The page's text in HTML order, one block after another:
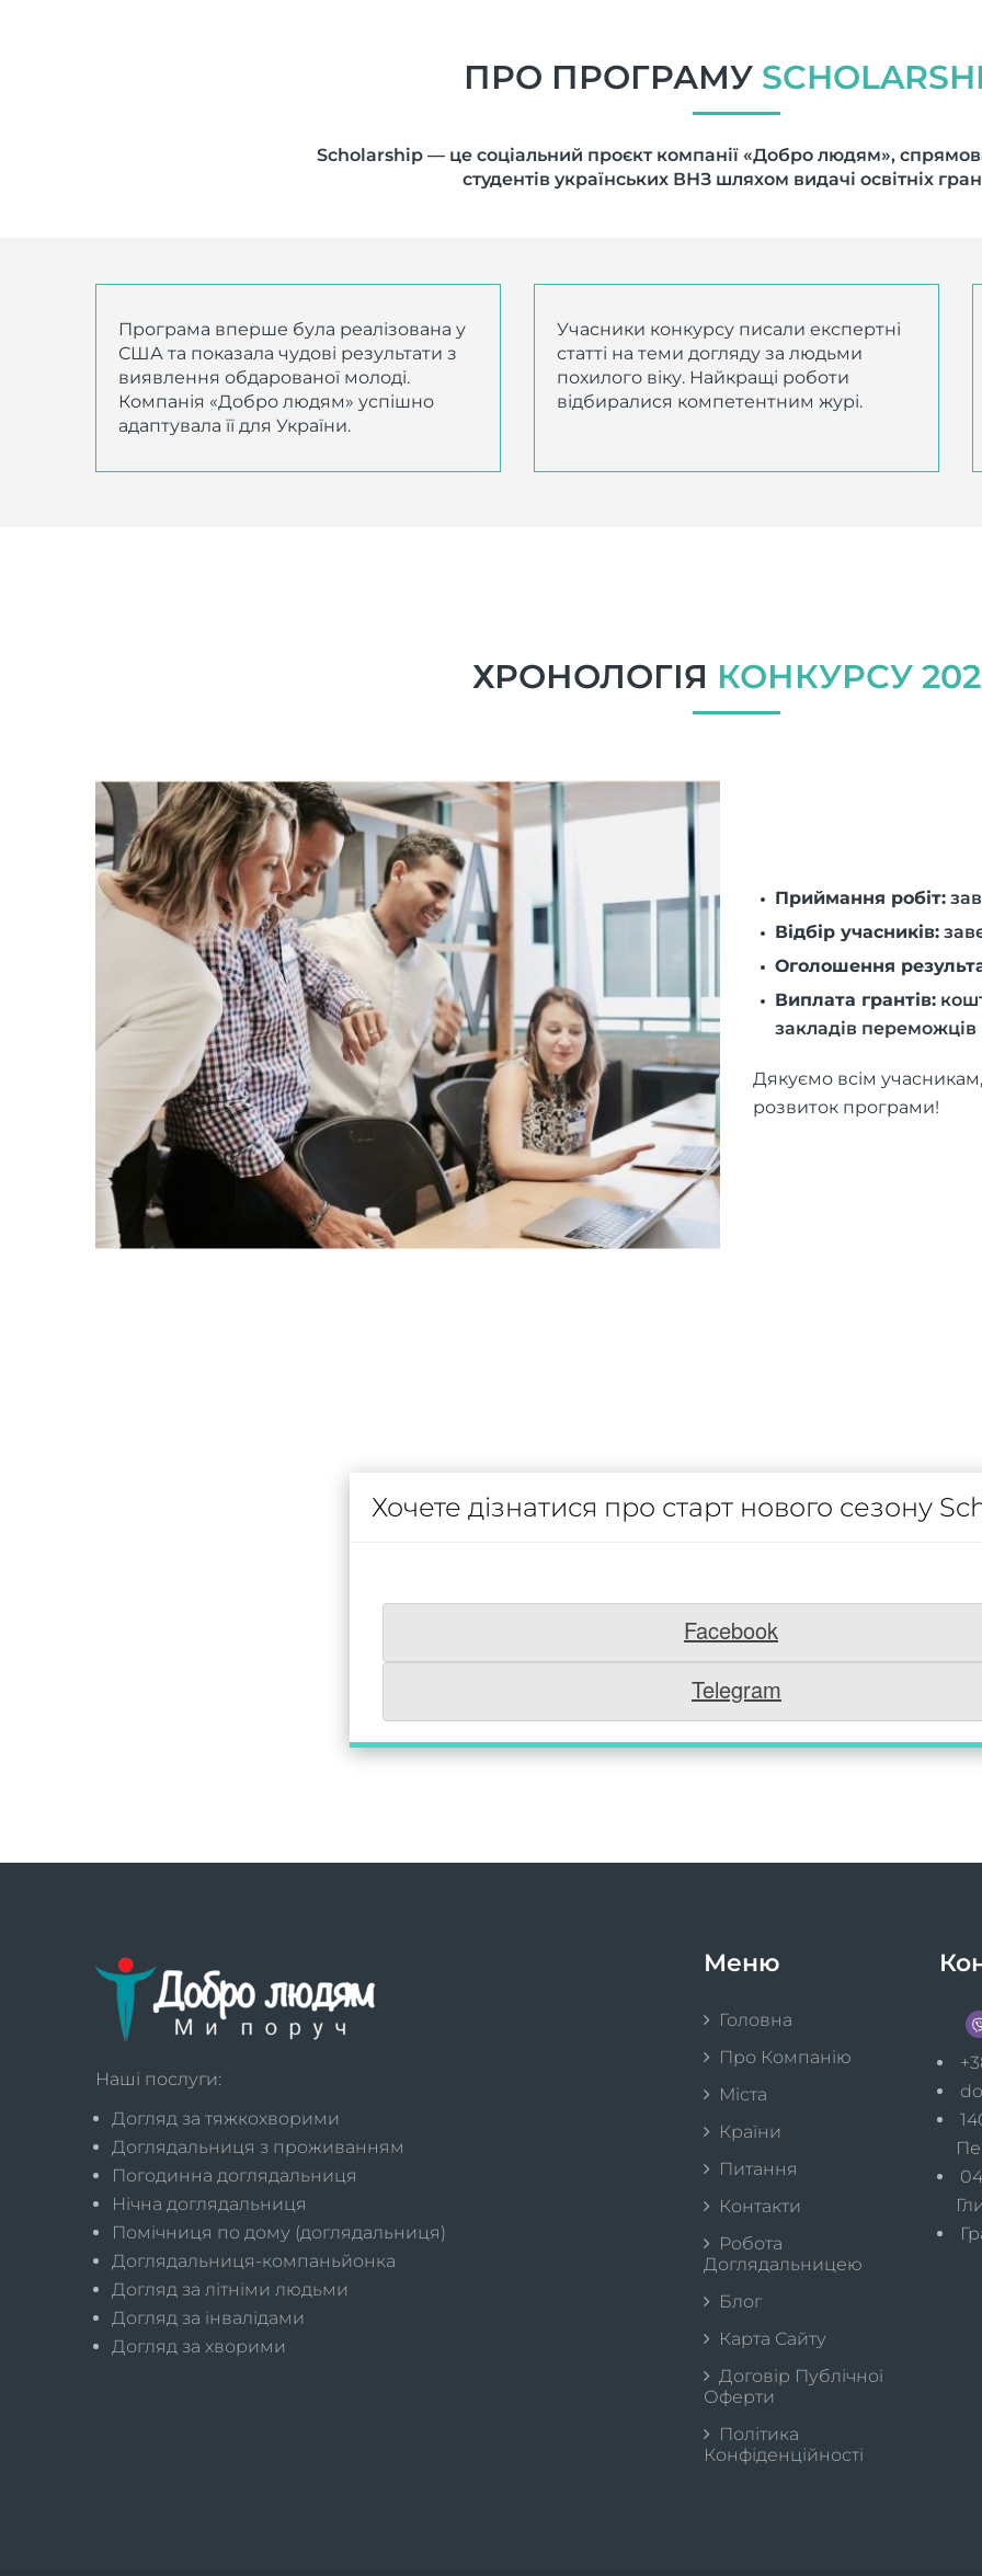
ПРО ПРОГРАМУ
Scholarship — це соціальний проєкт компанії «Добро людям»,
студентів українських ВНЗ шляхом видачі освітніх
Програма вперше була реалізована у
США та показала чудові результати з
виявлення обдарованої молоді.
Компанія «Добро людям» успішно
адаптувала її для України.
Учасники конкурсу писали експертні
статті на теми догляду за людьми
похилого віку. Найкращі роботи
відбиралися компетентним журі.
ХРОНОЛОГІЯ КОНКУРСУ
Приймання робіт:
Відбір учасників:
Оголошення
Виплата грантів:
закладів переможців
Дякуємо всім
розвиток програми!
Хочете дізнатися про старт нового сезону
Facebook
Telegram
Наші послуги:
Догляд за тяжкохворими
Доглядальниця з проживанням
Погодинна доглядальниця
Нічна доглядальниця
Помічниця по дому (доглядальниця)
Доглядальниця-компаньйонка
Догляд за літніми людьми
Догляд за інвалідами
Догляд за хворими
Меню
Головна
Про Компанію
Міста
Країни
Питання
Контакти
Робота
Доглядальницею
Блог
Карта Сайту
Договір Публічної
Оферти
Політика
Конфіденційності